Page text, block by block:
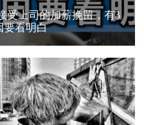
受上司的加薪挽留，有3
要看明白